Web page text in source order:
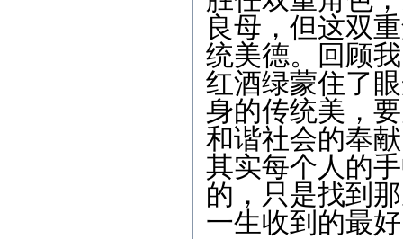
良母，但这双
统美德。回顾
红酒绿蒙住了
身的传统美，
和谐社会的奉
其实每个人的
的，只是找到
一生收到的最